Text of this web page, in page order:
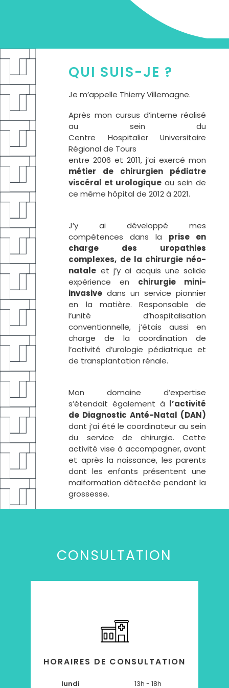
QUI SUIS-JE ?
Je m’appelle Thierry Villemagne.
Après mon cursus d’interne réalisé
au sein du
Centre Hospitalier Universitaire
Régional de Tours
entre 2006 et 2011, j’ai exercé mon
métier de chirurgien pédiatre
viscéral et urologique au sein de
ce même hôpital de 2012 à 2021.
J’y ai développé mes
compétences dans la prise en
charge des uropathies
complexes, de la chirurgie néo-
natale et j’y ai acquis une solide
expérience en chirurgie mini-
invasive dans un service pionnier
en la matière. Responsable de
l’unité d’hospitalisation
conventionnelle, j’étais aussi en
charge de la coordination de
l’activité d’urologie pédiatrique et
de transplantation rénale.
Mon domaine d’expertise
s’étendait également à l’activité
de Diagnostic Anté-Natal (DAN)
dont j’ai été le coordinateur au sein
du service de chirurgie. Cette
activité vise à accompagner, avant
et après la naissance, les parents
dont les enfants présentent une
malformation détectée pendant la
grossesse.
CONSULTATION
HORAIRES DE CONSULTATION
lundi
13h - 18h